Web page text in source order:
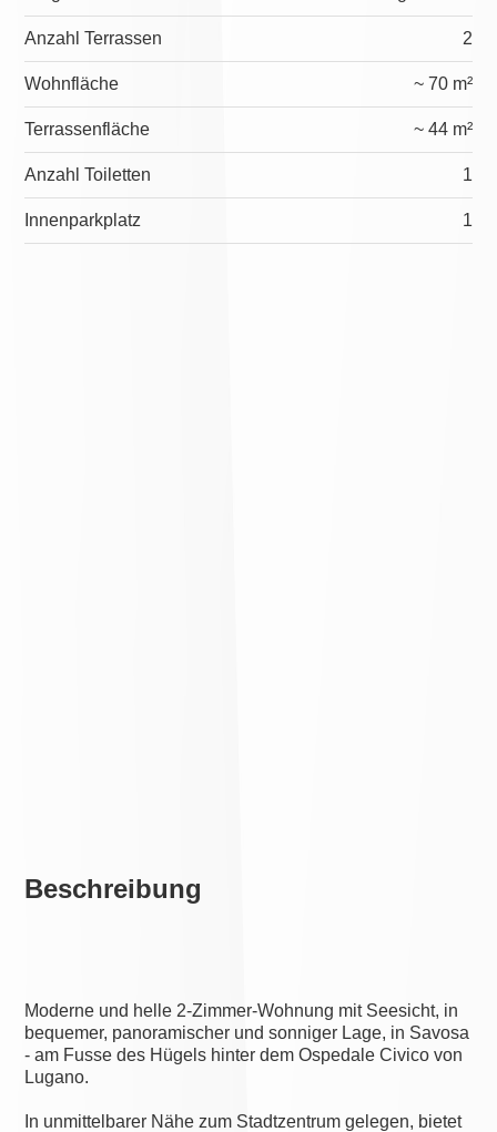
Beschreibung
Moderne und helle 2-Zimmer-Wohnung mit Seesicht, in
bequemer, panoramischer und sonniger Lage, in Savosa
- am Fusse des Hügels hinter dem Ospedale Civico von
Lugano.
In unmittelbarer Nähe zum Stadtzentrum gelegen, bietet
Anzahl Terrassen 2
Wohnfläche ~ 70 m²
Terrassenfläche ~ 44 m²
Anzahl Toiletten 1
Innenparkplatz 1